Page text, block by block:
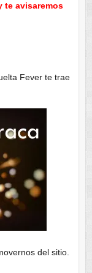
te avisaremos
Fever te trae
del sitio.